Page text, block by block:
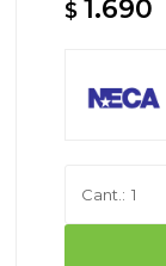
$ 1.690
1